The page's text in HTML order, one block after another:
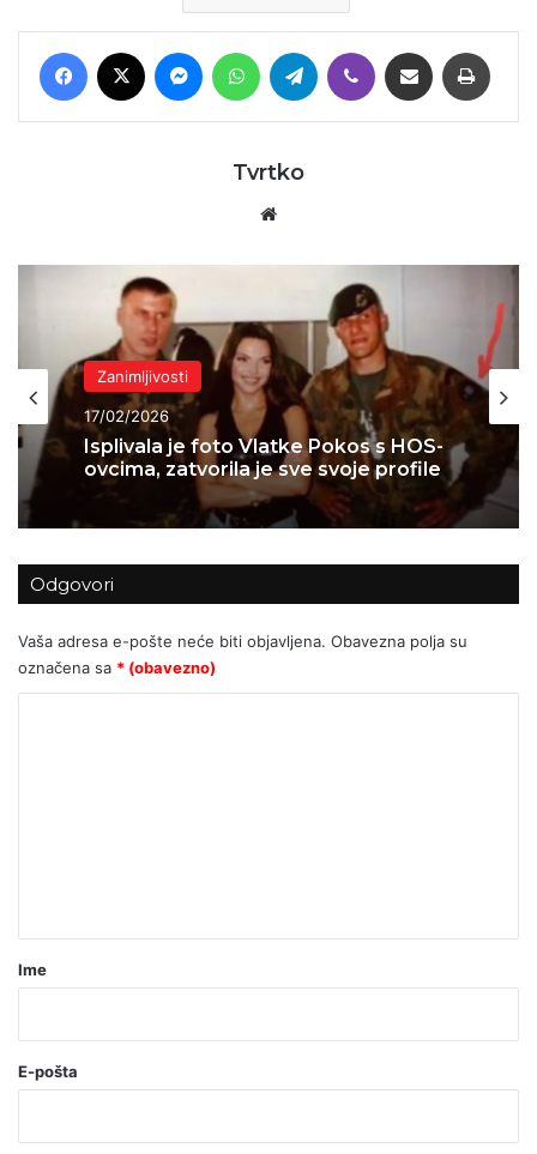
Facebook MessengerWhatsAppTelegram Viber Podijeli putem E-maila
Tvrtko
Zanimljivosti
17/02/2026
Isplivala je foto Vlatke Pokos s HOS-
ovcima, zatvorila je sve svoje profile
Odgovori
Vaša adresa e-pošte neće biti objavljena. Obavezna polja su
označena sa * (obavezno)
r
o
a
Ime
E-pošta